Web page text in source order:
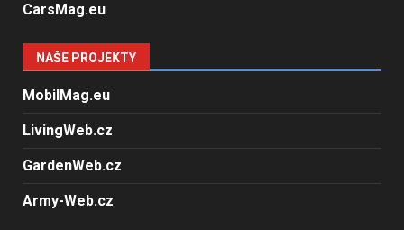
CarsMag.eu
NAŠE PROJEKTY
MobilMag.eu
LivingWeb.cz
GardenWeb.cz
Army-Web.cz